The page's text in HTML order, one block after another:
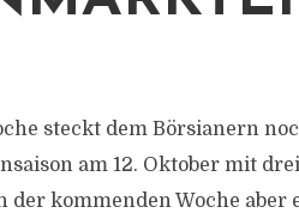
steckt dem Börsianern
am 12. Oktober mit drei
kommenden Woche aber